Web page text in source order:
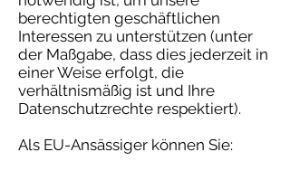
berechtigten geschäftlichen
Interessen zu unterstützen (unter
der Maßgabe, dass dies jederzeit in
einer Weise erfolgt, die
verhältnismäßig ist und Ihre
Datenschutzrechte respektiert).
Als EU-Ansässiger können Sie: